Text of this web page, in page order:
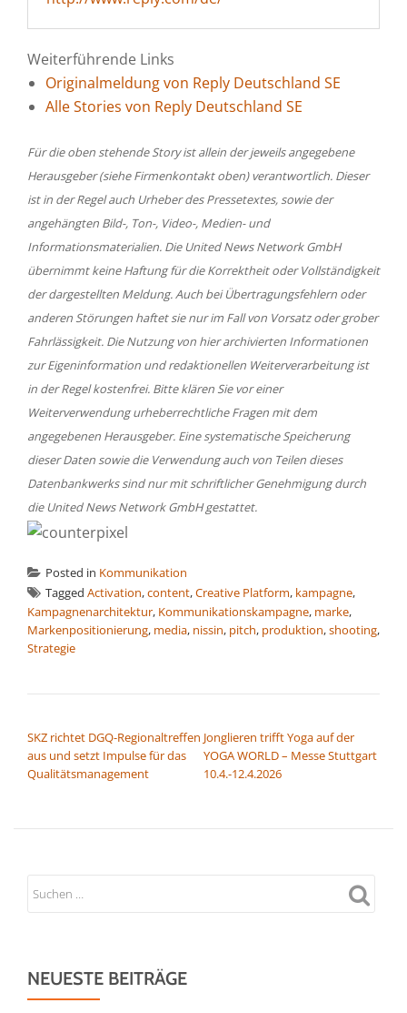
Weiterführende Links
Originalmeldung von Reply Deutschland SE
Alle Stories von Reply Deutschland SE
Für die oben stehende Story ist allein der jeweils angegebene
Herausgeber (siehe Firmenkontakt oben) verantwortlich. Dieser
ist in der Regel auch Urheber des Pressetextes, sowie der
angehängten Bild-, Ton-, Video-, Medien- und
Informationsmaterialien. Die United News Network GmbH
übernimmt keine Haftung für die Korrektheit oder Vollständigkeit
der dargestellten Meldung. Auch bei Übertragungsfehlern oder
anderen Störungen haftet sie nur im Fall von Vorsatz oder grober
Fahrlässigkeit. Die Nutzung von hier archivierten Informationen
zur Eigeninformation und redaktionellen Weiterverarbeitung ist
in der Regel kostenfrei. Bitte klären Sie vor einer
Weiterverwendung urheberrechtliche Fragen mit dem
angegebenen Herausgeber. Eine systematische Speicherung
dieser Daten sowie die Verwendung auch von Teilen dieses
Datenbankwerks sind nur mit schriftlicher Genehmigung durch
die United News Network GmbH gestattet.
Posted in Kommunikation
Tagged Activation,content,Creative Platform, kampagne,
Kampagnenarchitektur, Kommunikationskampagne, marke,
Markenpositionierung, media, nissin, pitch, produktion,shooting,
Strategie
SKZ richtet DGQ-Regionaltreffen
aus und setzt Impulse für das
Qualitätsmanagement
Jonglieren trifft Yoga auf der
YOGA WORLD – Messe Stuttgart
10.4.-12.4.2026
NEUESTE BEITRÄGE